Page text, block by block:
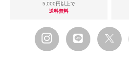
5,000円以上で
送料無料